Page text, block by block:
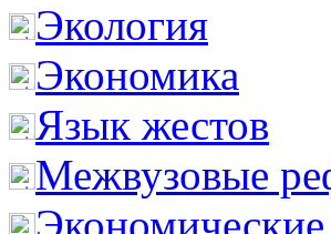
Экология
Экономика
Язык жестов
Межвузовые